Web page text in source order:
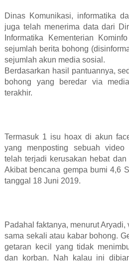
Dinas Komunikasi, informatika
juga telah menerima data dari
Informatika Kementerian
sejumlah berita bohong
sejumlah akun media sosial.
Berdasarkan hasil pantuannya,
bohong yang beredar via
terakhir.
Termasuk 1 isu hoax di akun
yang menposting sebuah video
telah terjadi kerusakan hebat
Akibat bencana gempa bumi 4,6
tanggal 18 Juni 2019.
Padahal faktanya, menurut
sama sekali atau kabar bohong.
getaran kecil yang tidak
dan korban. Nah kalau ini